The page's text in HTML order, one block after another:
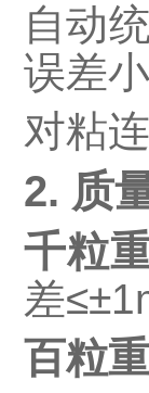
自动
误差
对粘
2. 质
千粒
差
百粒重